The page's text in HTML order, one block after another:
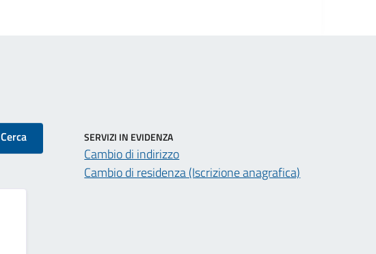
Cerca SERVIZI IN EVIDENZA
Cambio di indirizzo
Cambio di residenza (Iscrizione anagrafica)